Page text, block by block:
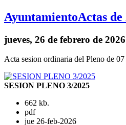
AyuntamientoActas de
jueves, 26 de febrero de 2026
Acta sesion ordinaria del Pleno de
SESION PLENO 3/2025
662 kb.
pdf
jue 26-feb-2026